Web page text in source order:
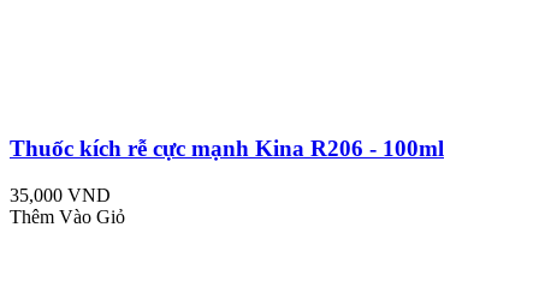
Thuốc kích rễ cực mạnh Kina R206 - 100ml
35,000 VND
Thêm Vào Giỏ